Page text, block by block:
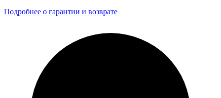
Подробнее о гарантии и возврате